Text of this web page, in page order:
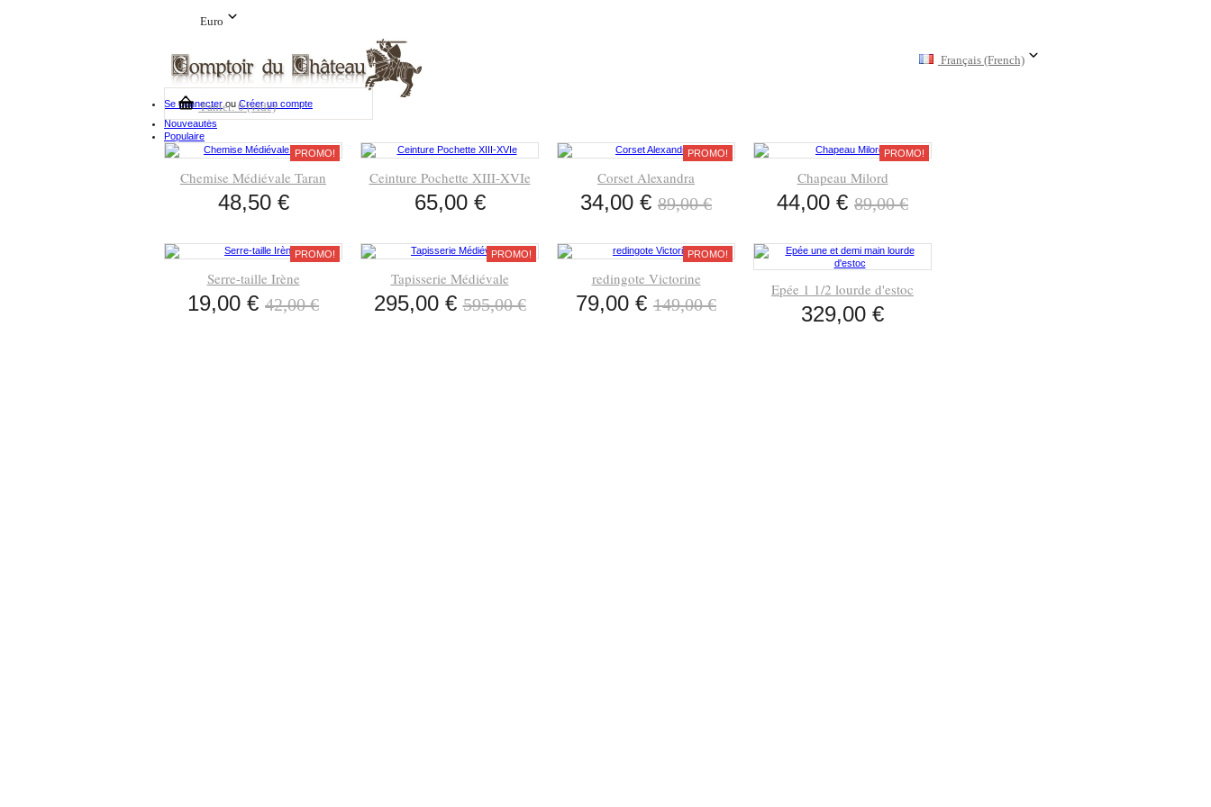
Euro
Français (French)
Se connecterouCréer un compte
Panier: 0 (vide)
Nouveautés
Populaire
PROMO!
Chemise Médiévale Taran
48,50 €
Ceinture Pochette XIII-XVIe
65,00 €
PROMO!
Corset Alexandra
34,00 € 89,00 €
PROMO!
Chapeau Milord
44,00 € 89,00 €
PROMO!
Serre-taille Irène
19,00 € 42,00 €
PROMO!
Tapisserie Médiévale
295,00 €595,00 €
PROMO!
redingote Victorine
79,00 € 149,00 €
Epée 1 1/2 lourde d'estoc
329,00 €